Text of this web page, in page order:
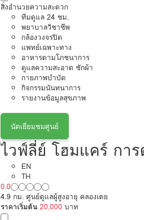
สิ่งอำนวยความสะดวก
ทีมดูแล 24 ชม.
พยาบาลวิชาชีพ
กล้องวงจรปิด
แพทย์เฉพาะทาง
อาหารตามโภชนาการ
ดูแลความสะอาด ซักผ้า
กายภาพบำบัด
กิจกรรมนันทนาการ
รายงานข้อมูลสุขภาพ
นัดเยี่ยมชมศูนย์
ไวฟ์ลี่ย์ โฮมแคร์ กา
EN
TH
0.0
4.9 กม. ศูนย์ดูแลผู้สูงอายุ คลองเตย
ราคาเริ่มต้น 20,000 บาท